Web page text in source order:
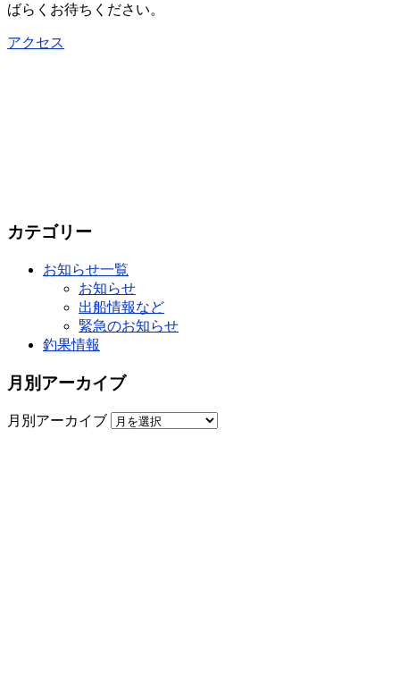
ばらくお待ちください。
アクセス
カテゴリー
お知らせ一覧
お知らせ
出船情報など
緊急のお知らせ
釣果情報
月別アーカイブ
月別アーカイブ